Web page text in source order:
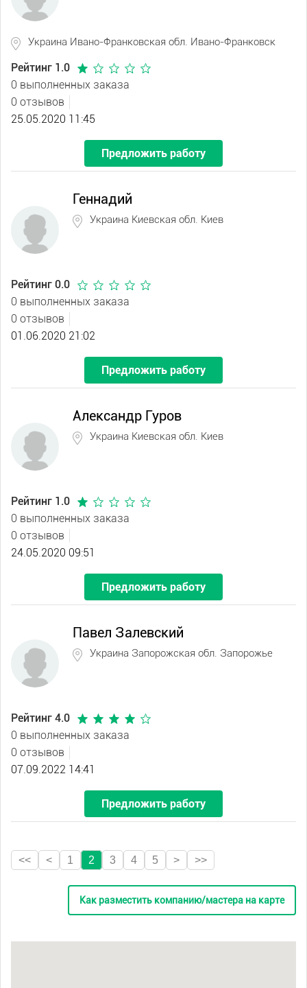
Украина Ивано-Франковская обл. Ивано-Франковск
Рейтинг 1.0
0 выполненных заказа
0 отзывов
25.05.2020 11:45
Предложить работу
Геннадий
Украина Киевская обл. Киев
Рейтинг 0.0
0 выполненных заказа
0 отзывов
01.06.2020 21:02
Предложить работу
Александр Гуров
Украина Киевская обл. Киев
Рейтинг 1.0
0 выполненных заказа
0 отзывов
24.05.2020 09:51
Предложить работу
Павел Залевский
Украина Запорожская обл. Запорожье
Рейтинг 4.0
0 выполненных заказа
0 отзывов
07.09.2022 14:41
Предложить работу
<< < 1 2 3 4 5 > >>
Как разместить компанию/мастера на карте